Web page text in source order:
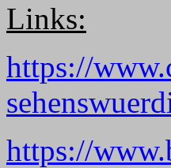
Links:
https://
https://